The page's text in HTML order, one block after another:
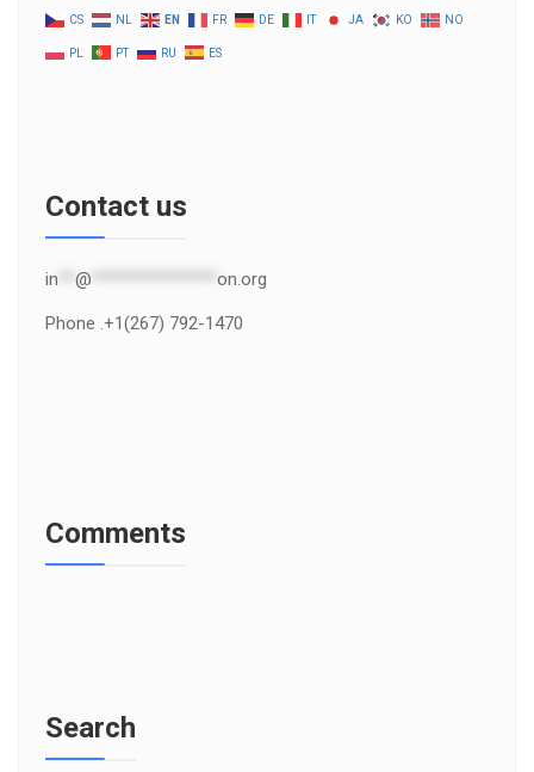
CS NL EN FR DE IT JA KO NO
PL PT RU ES
Contact us
in @ on.org
Phone .+1(267) 792-1470
Comments
Search